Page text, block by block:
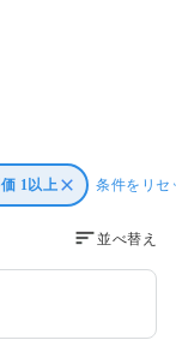
1以上 条件をリセ
並べ替え